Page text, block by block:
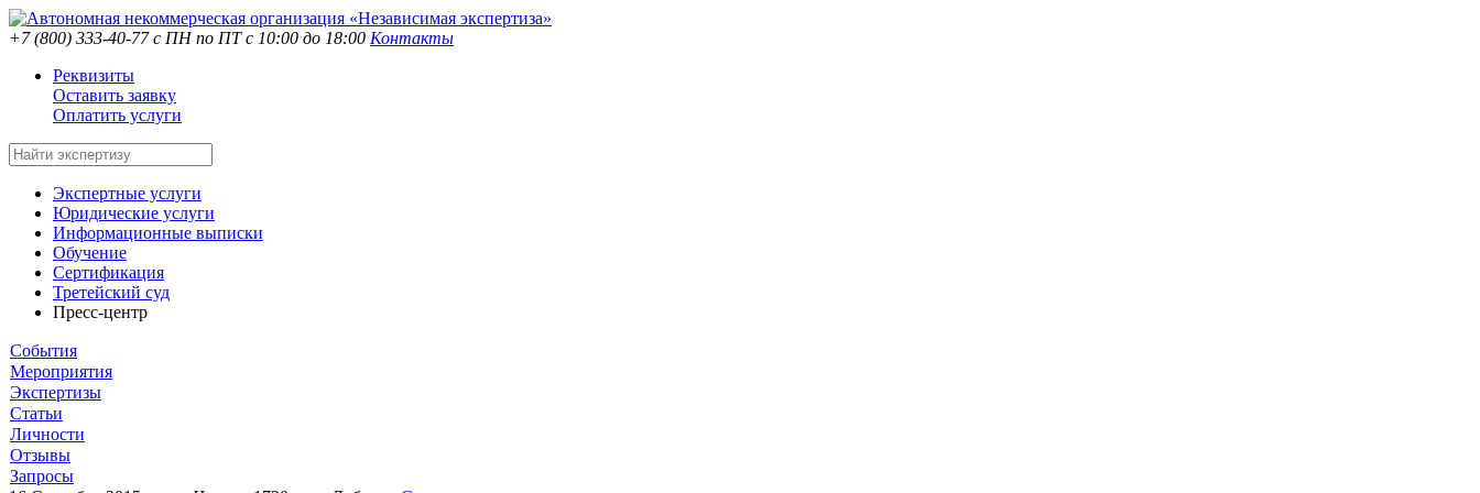
+7 (800) 333-40-77с ПН по ПТ с 10:00 до 18:00 Контакты
Реквизиты
Оставить заявку
Оплатить услуги
Экспертные услуги
Юридические услуги
Информационные выписки
Обучение
Сертификация
Третейский суд
Пресс-центр
События
Мероприятия
Экспертизы
Статьи
Личности
Отзывы
Запросы